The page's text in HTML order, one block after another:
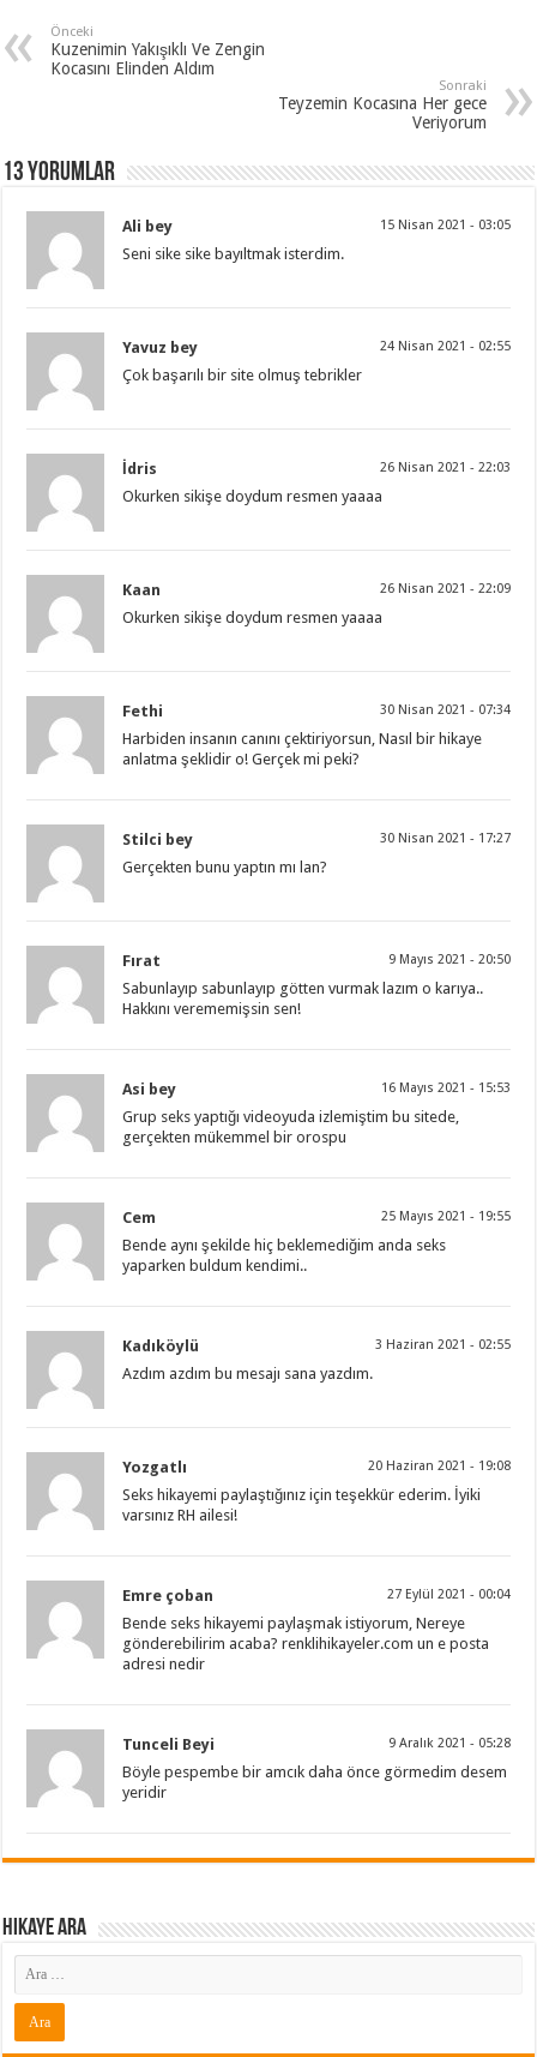
Önceki
Kuzenimin Yakışıklı Ve Zengin
Kocasını Elinden Aldım
Sonraki
Teyzemin Kocasına Her gece
Veriyorum
13 Yorumlar
Ali bey 15 Nisan 2021 - 03:05
Seni sike sike bayıltmak isterdim.
Yavuz bey 24 Nisan 2021 - 02:55
Çok başarılı bir site olmuş tebrikler
İdris 26 Nisan 2021 - 22:03
Okurken sikişe doydum resmen yaaaa
Kaan 26 Nisan 2021 - 22:09
Okurken sikişe doydum resmen yaaaa
Fethi 30 Nisan 2021 - 07:34
Harbiden insanın canını çektiriyorsun, Nasıl bir hikaye
anlatma şeklidir o! Gerçek mi peki?
Stilci bey 30 Nisan 2021 - 17:27
Gerçekten bunu yaptın mı lan?
Fırat 9 Mayıs 2021 - 20:50
Sabunlayıp sabunlayıp götten vurmak lazım o karıya..
Hakkını verememişsin sen!
Asi bey 16 Mayıs 2021 - 15:53
Grup seks yaptığı videoyuda izlemiştim bu sitede,
gerçekten mükemmel bir orospu
Cem 25 Mayıs 2021 - 19:55
Bende aynı şekilde hiç beklemediğim anda seks
yaparken buldum kendimi..
Kadıköylü 3 Haziran 2021 - 02:55
Azdım azdım bu mesajı sana yazdım.
Yozgatlı 20 Haziran 2021 - 19:08
Seks hikayemi paylaştığınız için teşekkür ederim. İyiki
varsınız RH ailesi!
Emre çoban 27 Eylül 2021 - 00:04
Bende seks hikayemi paylaşmak istiyorum, Nereye
gönderebilirim acaba? renklihikayeler.com un e posta
adresi nedir
Tunceli Beyi 9 Aralık 2021 - 05:28
Böyle pespembe bir amcık daha önce görmedim desem
yeridir
Hikaye ARA